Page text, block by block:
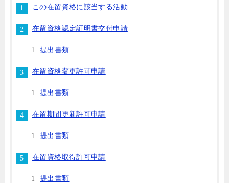
この在留資格に該当する活動
在留資格認定証明書交付申請
提出書類
在留資格変更許可申請
提出書類
在留期間更新許可申請
提出書類
在留資格取得許可申請
提出書類